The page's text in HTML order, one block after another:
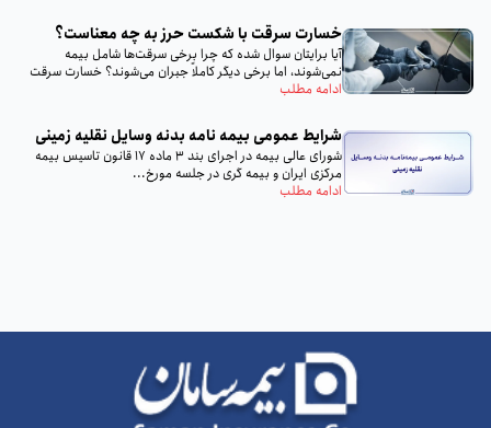
خسارت سرقت با شکست حرز به چه معناست؟
آیا برایتان سوال شده که چرا برخی سرقت‌ها شامل بیمه
نمی‌شوند، اما برخی دیگر کاملاً جبران می‌شوند؟ خسارت سرقت
با...
ادامه مطلب
شرایط عمومی بیمه‌ نامه بدنه وسایل نقلیه زمینی
شورای عالی بیمه در اجرای بند 3 ماده 17 قانون تاسیس بیمه
مرکزی ایران و بیمه گری در جلسه مورخ...
ادامه مطلب